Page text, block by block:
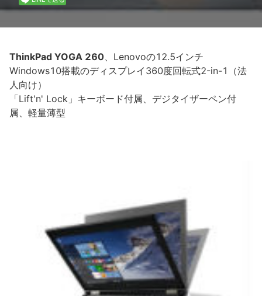
ThinkPad YOGA 260、Lenovoの12.5インチ
Windows10搭載のディスプレイ360度回転式2-in-1（法
人向け）
「Lift'n' Lock」キーボード付属、デジタイザーペン付
属、軽量薄型